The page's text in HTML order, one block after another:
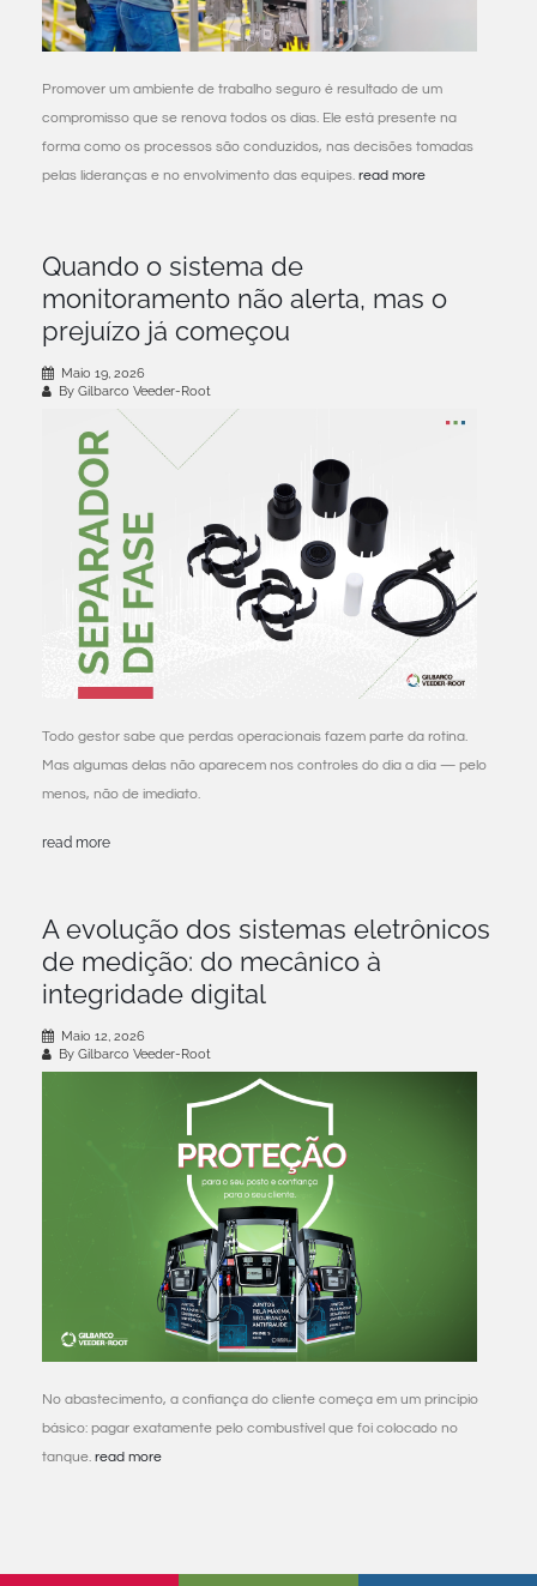
Promover um ambiente de trabalho seguro é resultado de um
compromisso que se renova todos os dias. Ele está presente na
forma como os processos são conduzidos, nas decisões tomadas
pelas lideranças e no envolvimento das equipes. read more
Quando o sistema de
monitoramento não alerta, mas o
prejuízo já começou
Maio 19, 2026
By Gilbarco Veeder-Root
Todo gestor sabe que perdas operacionais fazem parte da rotina.
Mas algumas delas não aparecem nos controles do dia a dia — pelo
menos, não de imediato.
read more
A evolução dos sistemas eletrônicos
de medição: do mecânico à
integridade digital
Maio 12, 2026
By Gilbarco Veeder-Root
No abastecimento, a confiança do cliente começa em um princípio
básico: pagar exatamente pelo combustível que foi colocado no
tanque. read more